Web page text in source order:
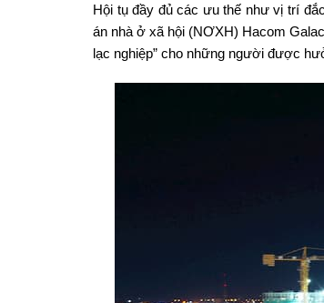
Hội tụ đầy đủ các ưu thế như vị trí
án nhà ở xã hội (NƠXH) Hacom
lạc nghiệp” cho những người được